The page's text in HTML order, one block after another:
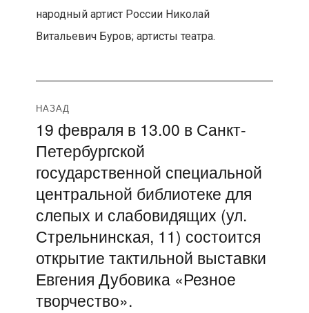
народный артист России Николай
Витальевич Буров; артисты театра.
Навигация
по
записям
НАЗАД
Предыдущая
запись:
19 февраля в 13.00 в Санкт-
Петербургской
государственной специальной
центральной библиотеке для
слепых и слабовидящих (ул.
Стрельнинская, 11) состоится
открытие тактильной выставки
Евгения Дубовика «Резное
творчество».